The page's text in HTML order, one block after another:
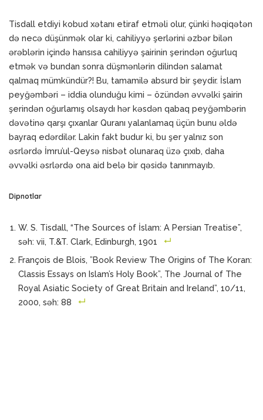
Tisdall etdiyi kobud xətanı etiraf etməli olur, çünki həqiqətən
də necə düşünmək olar ki, cahiliyyə şerlərini əzbər bilən
ərəblərin içində hansısa cahiliyyə şairinin şerindən oğurluq
etmək və bundan sonra düşmənlərin dilindən salamat
qalmaq mümkündür?! Bu, tamamilə absurd bir şeydir. İslam
peyğəmbəri – iddia olunduğu kimi – özündən əvvəlki şairin
şerindən oğurlamış olsaydı hər kəsdən qabaq peyğəmbərin
dəvətinə qarşı çıxanlar Quranı yalanlamaq üçün bunu əldə
bayraq edərdilər. Lakin fakt budur ki, bu şer yalnız son
əsrlərdə İmru’ul-Qeysə nisbət olunaraq üzə çıxıb, daha
əvvəlki əsrlərdə ona aid belə bir qəsidə tanınmayıb.
Dipnotlar
W. S. Tisdall, “The Sources of İslam: A Persian Treatise”,
səh: vii, T.&T. Clark, Edinburgh, 1901
François de Blois, ”Book Review The Origins of The Koran:
Classis Essays on Islam’s Holy Book”, The Journal of The
Royal Asiatic Society of Great Britain and Ireland”, 10/11,
2000, səh: 88